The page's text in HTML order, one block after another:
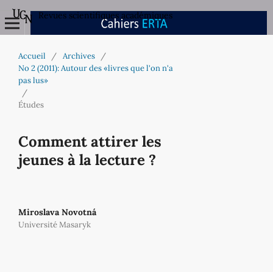
Revues scientifiques académiques
Accueil / Archives
/
No 2 (2011): Autour des «livres que l'on n'a
pas lus»
/
Études
Comment attirer les
jeunes à la lecture ?
Miroslava Novotná
Université Masaryk